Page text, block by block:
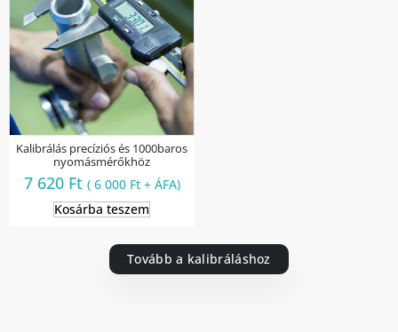
Kalibrálás precíziós és 1000baros
nyomásmérőkhöz
7 620 Ft ( 6 000 Ft+ ÁFA)
Kosárba teszem
Tovább a kalibráláshoz